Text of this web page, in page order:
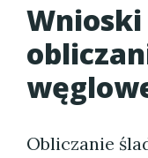
Wnioski
Obliczanie